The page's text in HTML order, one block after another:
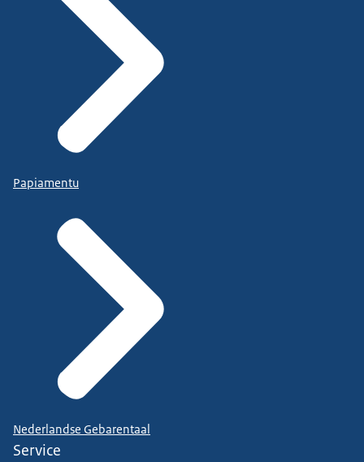
Papiamentu
Nederlandse Gebarentaal
Service